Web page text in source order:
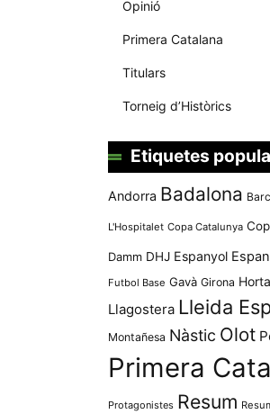
Opinió
Primera Catalana
Titulars
Torneig d’Històrics
Etiquetes
Andorra Badalona
L'Hospitalet Copa Catalunya
Damm DHJ Espanyol
Futbol Base Gavà Girona Horta
Llagostera Lleida
Montañesa Nàstic Olot
Primera
Protagonistes Resum